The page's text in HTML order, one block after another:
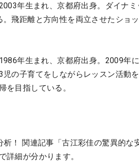
年生まれ、京都府出身。ダイナ
飛距離と方向性を両立させたショ
年生まれ、京都府出身。2009年
の子育てをしながらレッスン活動
を目指している。
！ 関連記事「古江彩佳の驚異的な
詳細が分かります。